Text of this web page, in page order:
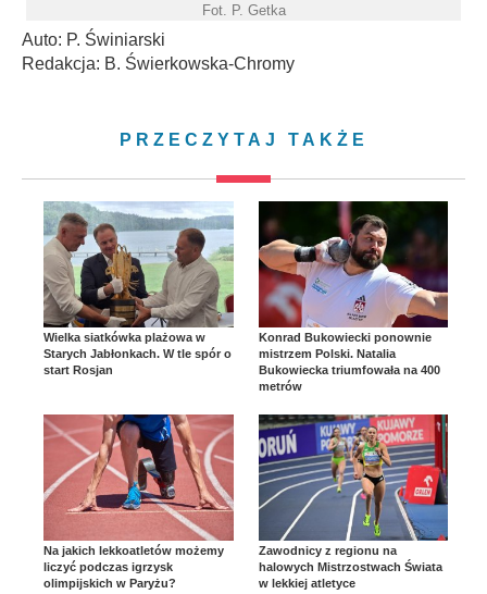
Fot. P. Getka
Auto: P. Świniarski
Redakcja: B. Świerkowska-Chromy
PRZECZYTAJ TAKŻE
Wielka siatkówka plażowa w
Starych Jabłonkach. W tle spór o
start Rosjan
Konrad Bukowiecki ponownie
mistrzem Polski. Natalia
Bukowiecka triumfowała na 400
metrów
Na jakich lekkoatletów możemy
liczyć podczas igrzysk
olimpijskich w Paryżu?
Zawodnicy z regionu na
halowych Mistrzostwach Świata
w lekkiej atletyce